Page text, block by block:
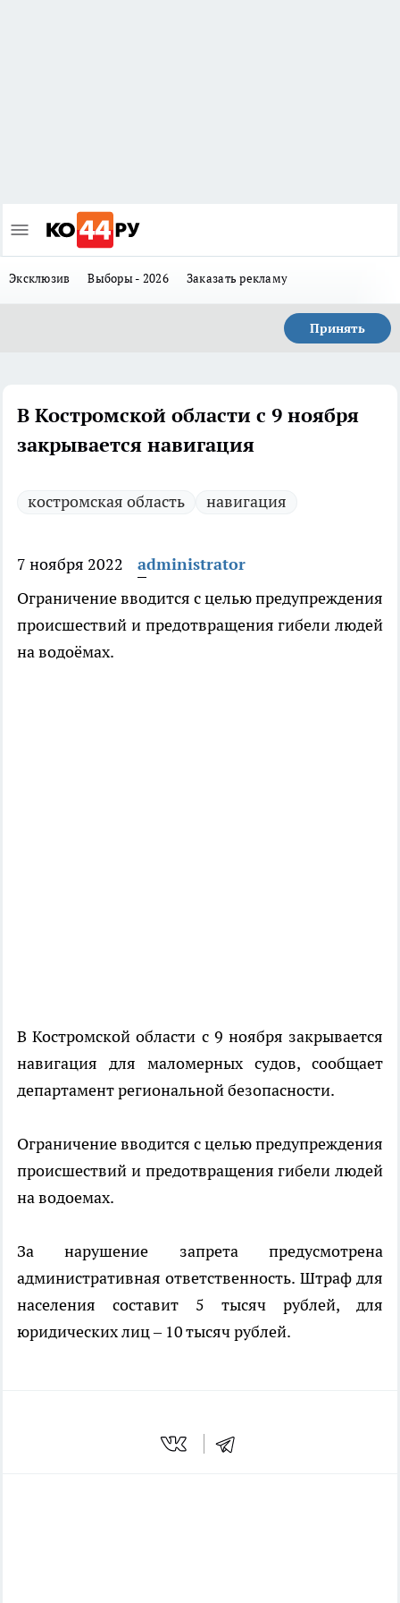
Эксклюзив Выборы - 2026 Заказать рекламу
Принять
В Костромской области с 9 ноября
закрывается навигация
костромская область навигация
7 ноября 2022
administrator
Ограничение вводится с целью предупреждения
происшествий и предотвращения гибели людей
на водоёмах.
В Костромской области с 9 ноября закрывается
навигация для маломерных судов, сообщает
департамент региональной безопасности.
Ограничение вводится с целью предупреждения
происшествий и предотвращения гибели людей
на водоемах.
За нарушение запрета предусмотрена
административная ответственность. Штраф для
населения составит 5 тысяч рублей, для
юридических лиц – 10 тысяч рублей.